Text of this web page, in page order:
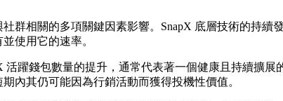
社群相關的多項關鍵因素影響。SnapX 底層技術的持
使用它的速率。
活躍錢包數量的提升，通常代表著一個健康且持續擴
內其仍可能因為行銷活動而獲得投機性價值。